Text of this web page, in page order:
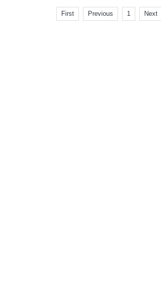
First Previous 1 Next